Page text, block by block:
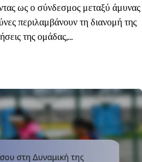
ως ο σύνδεσμος μεταξύ άμυνας
περιλαμβάνουν τη διανομή της
της ομάδας,…